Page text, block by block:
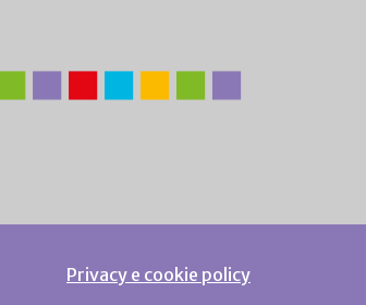
Privacy e cookie policy